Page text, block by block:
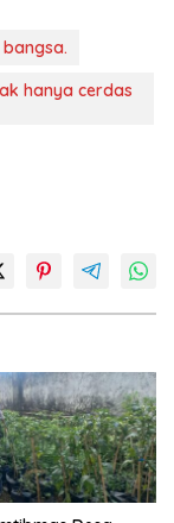
hanya cerdas